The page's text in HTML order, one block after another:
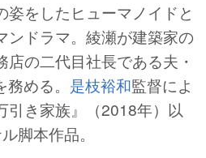
姿をしたヒューマノイドと
ンドラマ。綾瀬が建築家の
の二代目社長である夫・
める。 是枝裕和監督によ
引き家族』（2018年）以
脚本作品。